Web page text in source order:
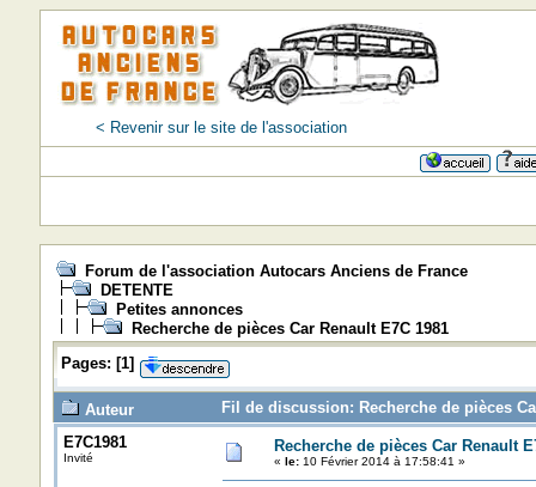
< Revenir sur le site de l'association
Forum de l'association Autocars Anciens de France
DETENTE
Petites annonces
Recherche de pièces Car Renault E7C 1981
Pages: [1]
Auteur
Fil de discussion: Recherche de pièces
E7C1981
Invité
Recherche de pièces Car Renault
« le:10 Février 2014 à 17:58:41 »